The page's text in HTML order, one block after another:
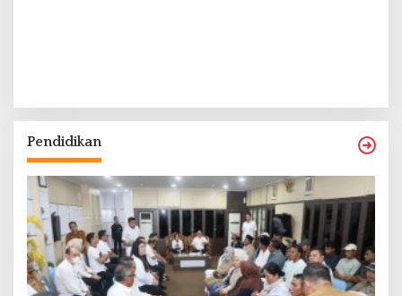
Pendidikan